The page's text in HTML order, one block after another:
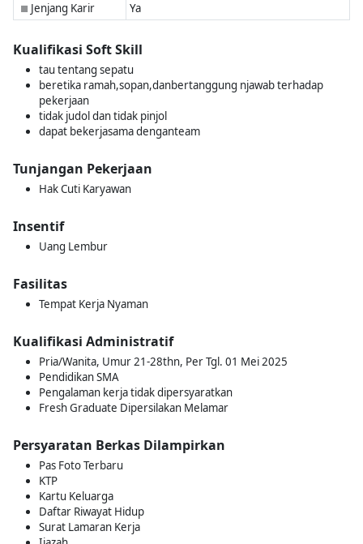
■ Jenjang Karir Ya
Kualifikasi Soft Skill
tau tentang sepatu
beretika ramah,sopan,danbertanggung njawab terhadap
pekerjaan
tidak judol dan tidak pinjol
dapat bekerjasama denganteam
Tunjangan Pekerjaan
Hak Cuti Karyawan
Insentif
Uang Lembur
Fasilitas
Tempat Kerja Nyaman
Kualifikasi Administratif
Pria/Wanita, Umur 21-28thn, Per Tgl. 01 Mei 2025
Pendidikan SMA
Pengalaman kerja tidak dipersyaratkan
Fresh Graduate Dipersilakan Melamar
Persyaratan Berkas Dilampirkan
Pas Foto Terbaru
KTP
Kartu Keluarga
Daftar Riwayat Hidup
Surat Lamaran Kerja